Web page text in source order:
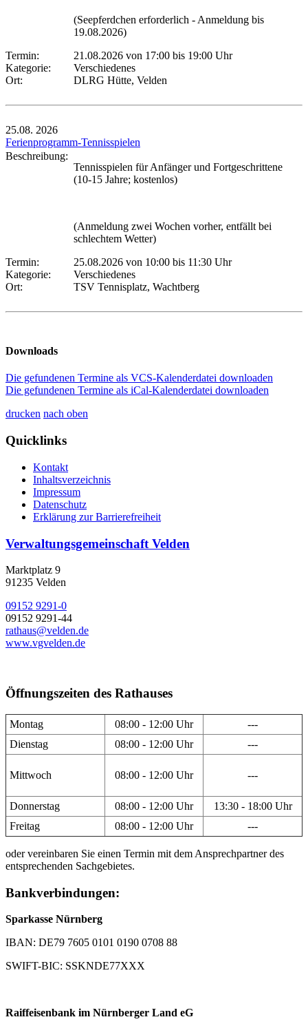
(Seepferdchen erforderlich - Anmeldung bis
19.08.2026)
Termin:
21.08.2026 von 17:00 bis 19:00 Uhr
Kategorie:
Verschiedenes
Ort:
DLRG Hütte, Velden
25.08. 2026
Ferienprogramm-Tennisspielen
Beschreibung:
Tennisspielen für Anfänger und Fortgeschrittene
(10-15 Jahre; kostenlos)
(Anmeldung zwei Wochen vorher, entfällt bei
schlechtem Wetter)
Termin:
25.08.2026 von 10:00 bis 11:30 Uhr
Kategorie:
Verschiedenes
Ort:
TSV Tennisplatz, Wachtberg
Downloads
Die gefundenen Termine als VCS-Kalenderdatei downloaden
Die gefundenen Termine als iCal-Kalenderdatei downloaden
drucken nach oben
Quicklinks
Kontakt
Inhaltsverzeichnis
Impressum
Datenschutz
Erklärung zur Barrierefreiheit
Verwaltungsgemeinschaft Velden
Marktplatz 9
91235 Velden
09152 9291-0
09152 9291-44
rathaus@velden.de
www.vgvelden.de
Öffnungszeiten des Rathauses
Montag 08:00 - 12:00 Uhr
---
Dienstag
08:00 - 12:00 Uhr ---
Mittwoch 08:00 - 12:00 Uhr ---
Donnerstag 08:00 - 12:00 Uhr
13:30 - 18:00 Uhr
Freitag
08:00 - 12:00 Uhr ---
oder vereinbaren Sie einen Termin mit dem Ansprechpartner des
entsprechenden Sachgebietes.
Bankverbindungen:
Sparkasse Nürnberg
IBAN: DE79 7605 0101 0190 0708 88
SWIFT-BIC: SSKNDE77XXX
Raiffeisenbank im Nürnberger Land eG